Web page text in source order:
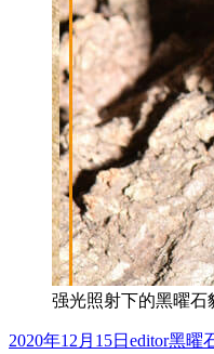
强光照射下的黑曜石
发
2020年12月15日 作
editor分
黑曜